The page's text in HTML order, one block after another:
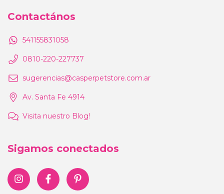
Contactános
541155831058
0810-220-227737
sugerencias@casperpetstore.com.ar
Av. Santa Fe 4914
Visita nuestro Blog!
Sigamos conectados